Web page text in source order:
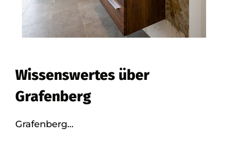
Wissenswertes über
Grafenberg
Grafenberg…